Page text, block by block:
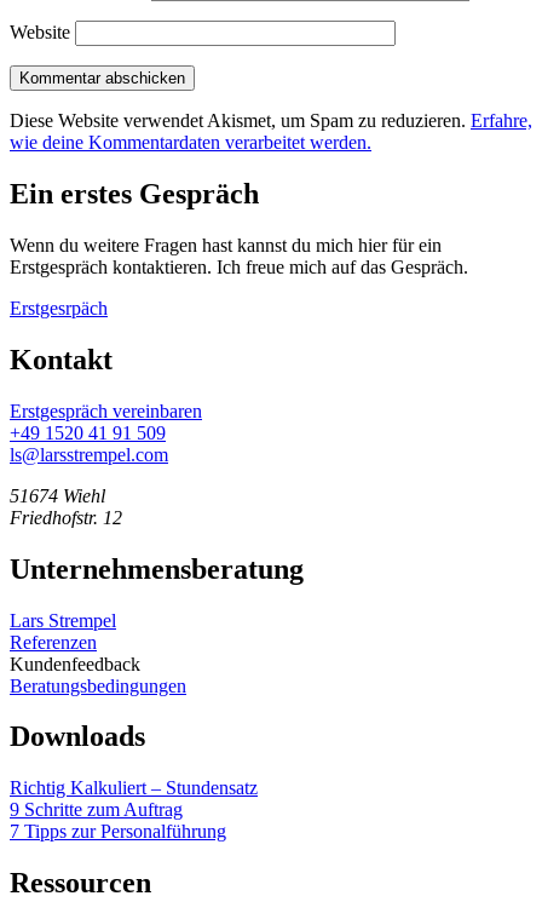
Website
Diese Website verwendet Akismet, um Spam zu reduzieren. Erfahre,
wie deine Kommentardaten verarbeitet werden.
Ein erstes Gespräch
Wenn du weitere Fragen hast kannst du mich hier für ein
Erstgespräch kontaktieren. Ich freue mich auf das Gespräch.
Erstgesrpäch
Kontakt
Erstgespräch vereinbaren
+49 1520 41 91 509
ls@larsstrempel.com
51674 Wiehl
Friedhofstr. 12
Unternehmensberatung
Lars Strempel
Referenzen
Kundenfeedback
Beratungsbedingungen
Downloads
Richtig Kalkuliert – Stundensatz
9 Schritte zum Auftrag
7 Tipps zur Personalführung
Ressourcen